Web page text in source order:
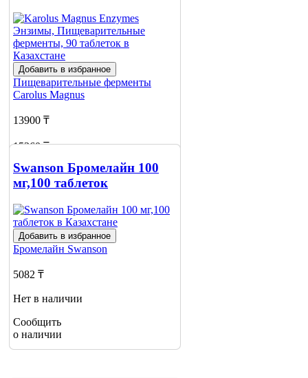
Добавить в избранное
Пищеварительные ферменты
Carolus Magnus
13900 ₸
15260 ₸
Нет в наличии
о наличии
Swanson Бромелайн 100
мг,100 таблеток
Добавить в избранное
Бромелайн Swanson
5082 ₸
Нет в наличии
Сообщить
о наличии